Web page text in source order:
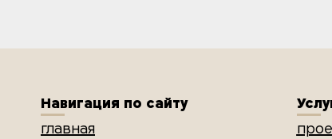
Навигация по сайту
главная